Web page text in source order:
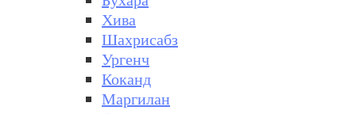
Хива
Шахрисабз
Ургенч
Коканд
Маргилан